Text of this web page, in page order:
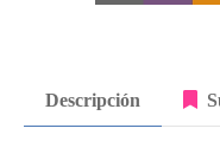
Descripción